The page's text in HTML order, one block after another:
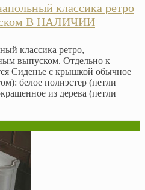
классика ретро
В НАЛИЧИИ
классика ретро,
выпуском. Отдельно к
Сиденье с крышкой обычное
белое полиэстер (петли
из дерева (петли